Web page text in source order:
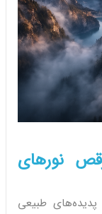
نورهای
طبیعی